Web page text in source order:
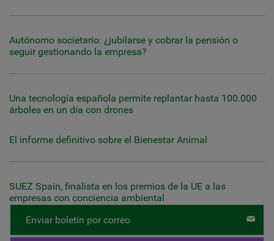
Autónomo societario: ¿jubilarse y cobrar la pensión o
seguir gestionando la empresa?
Una tecnología española permite replantar hasta 100.000
árboles en un día con drones
El informe definitivo sobre el Bienestar Animal
SUEZ Spain, finalista en los premios de la UE a las
empresas con conciencia ambiental
Enviar boletín por correo